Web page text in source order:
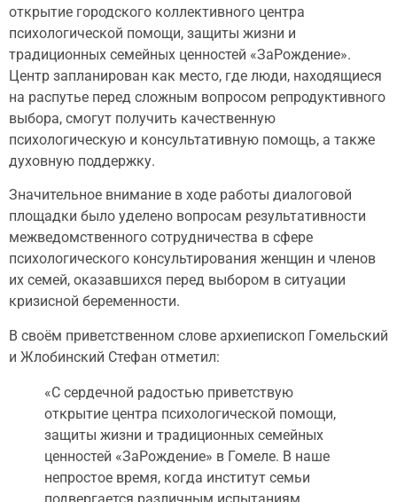
открытие городского коллективного центра
психологической помощи, защиты жизни и
традиционных семейных ценностей «ЗаРождение».
Центр запланирован как место, где люди, находящиеся
на распутье перед сложным вопросом репродуктивного
выбора, смогут получить качественную
психологическую и консультативную помощь, а также
духовную поддержку.
Значительное внимание в ходе работы диалоговой
площадки было уделено вопросам результативности
межведомственного сотрудничества в сфере
психологического консультирования женщин и членов
их семей, оказавшихся перед выбором в ситуации
кризисной беременности.
В своём приветственном слове архиепископ Гомельский
и Жлобинский Стефан отметил:
«С сердечной радостью приветствую
открытие центра психологической помощи,
защиты жизни и традиционных семейных
ценностей «ЗаРождение» в Гомеле. В наше
непростое время, когда институт семьи
подвергается различным испытаниям,